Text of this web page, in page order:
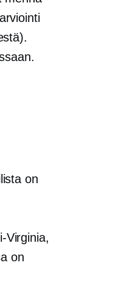
arviointi
on
Virginia,
on